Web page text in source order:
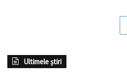
Ultimele știri